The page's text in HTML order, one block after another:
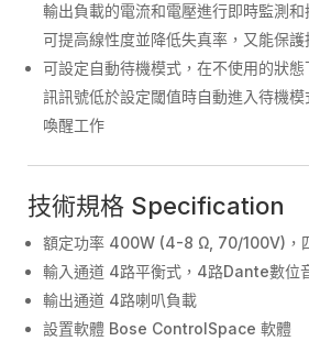
輸出負載的電流和電壓進行即時監測和
可提高線性度並降低失真率，又能保護
可設定自動待機模式，在不使用的狀
訊訊號低於設定閾值時自動進入待機
喚醒工作
技術規格 Specification
額定功率 400W (4-8 Ω, 70/100V)，
輸入通道 4路平衡式，4路Dante數位
輸出通道 4路喇叭負載
設置軟體 Bose ControlSpace 軟體